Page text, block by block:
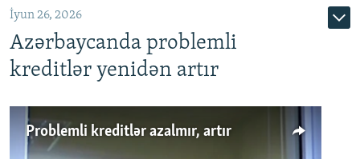
İyun 26, 2026
Azərbaycanda problemli
kreditlər yenidən artır
Problemli kreditlər azalmır, artır